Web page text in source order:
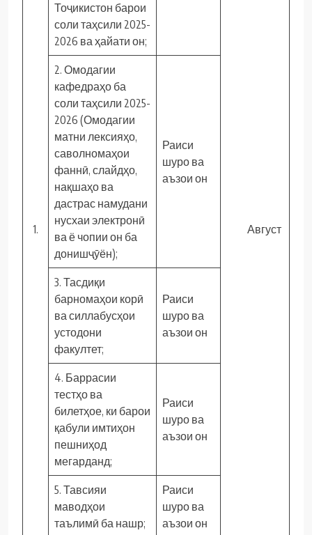
1.
Тоҷикистон барои
соли таҳсили 2025-
2026 ва ҳайати он;
Август
2. Омодагии
кафедраҳо ба
соли таҳсили 2025-
2026 (Омодагии
матни лексияҳо,
саволномаҳои
фаннӣ, слайдҳо,
нақшаҳо ва
дастрас намудани
нусхаи электронӣ
ва ё чопии он ба
донишҷӯён);
Раиси
шуро ва
аъзои он
3. Тасдиқи
барномаҳои корӣ
ва силлабусҳои
устодони
факултет;
Раиси
шуро ва
аъзои он
4. Баррасии
тестҳо ва
билетҳое, ки барои
қабули имтиҳон
пешниҳод
мегарданд;
Раиси
шуро ва
аъзои он
5. Тавсияи
маводҳои
таълимӣ ба нашр;
Раиси
шуро ва
аъзои он